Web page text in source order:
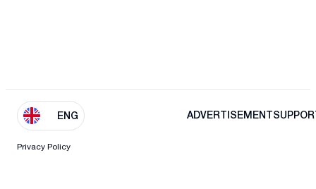
ENG ADVERTISEMENT
Privacy Policy